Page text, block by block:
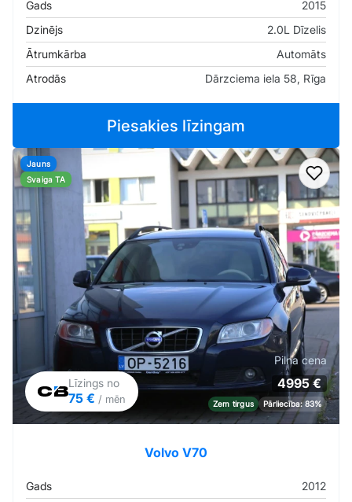
Gads
2015
Dzinējs
2.0L Dīzelis
Ātrumkārba
Automāts
Atrodās
Dārzciema iela 58, Rīga
Piesakies līzingam
Jauns
Svaiga TA
Līzings no
75 € / mēn
Pilna cena
4995 €
Zem tirgus Pārliecība: 83%
Volvo V70
Gads
2012